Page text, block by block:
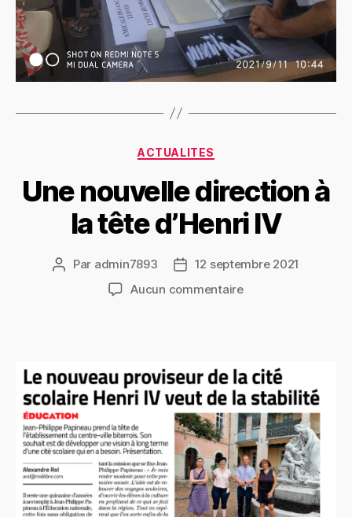
Catégories
ACTUALITES
Une nouvelle direction à
la tête d’Henri IV
Auteur
Par admin7893
Date12 septembre 2021
Aucun commentairesur
la
tête
d’Henri
IV